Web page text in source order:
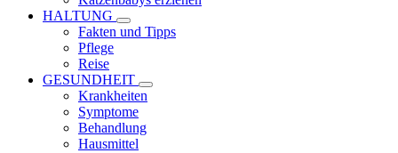
HALTUNG
Fakten und Tipps
Pflege
Reise
GESUNDHEIT
Krankheiten
Symptome
Behandlung
Hausmittel